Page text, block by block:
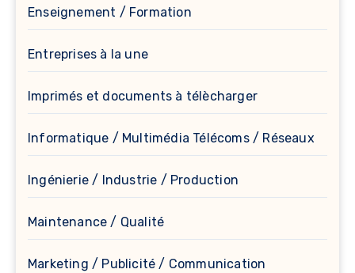
Enseignement / Formation
Entreprises à la une
Imprimés et documents à télècharger
Informatique / Multimédia Télécoms / Réseaux
Ingénierie / Industrie / Production
Maintenance / Qualité
Marketing / Publicité / Communication